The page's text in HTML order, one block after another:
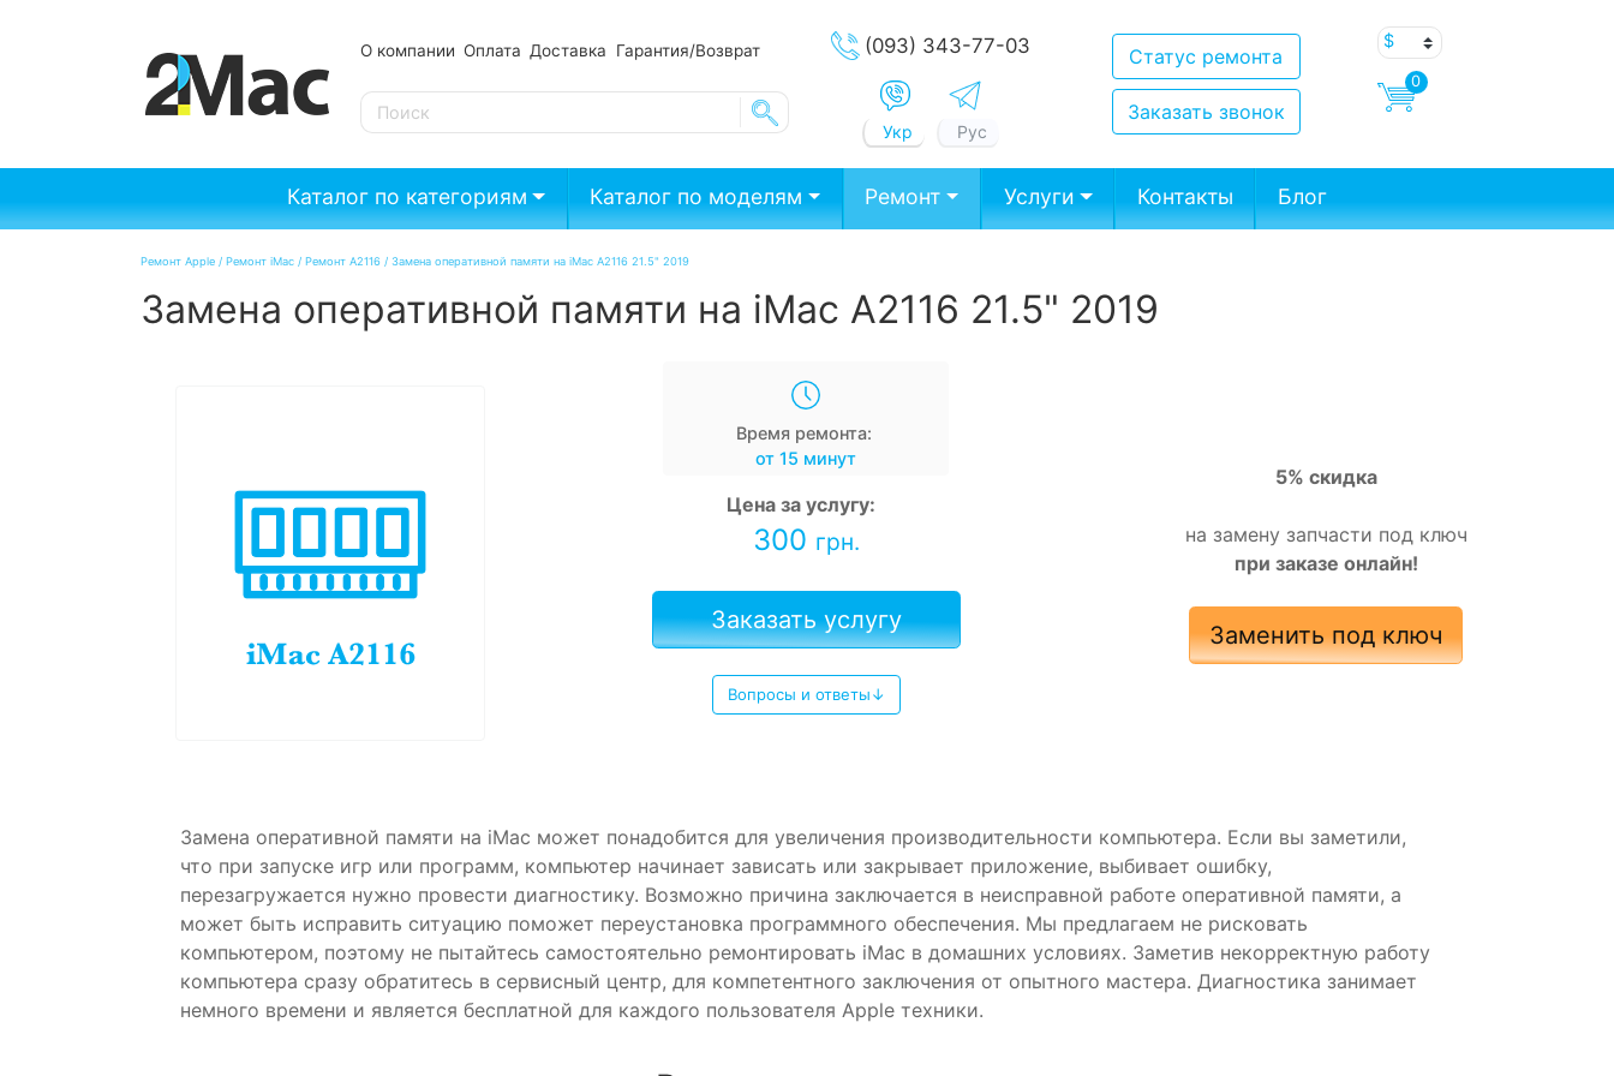
О компании Оплата Доставка Гарантия/Возврат
SE
(093) 343-77-03
Укр Рус
Статус ремонта
Заказать звонок
0
Каталог по категориям Каталог по моделям Ремонт Услуги Контакты Блог
Ремонт Apple / Ремонт iMac / Ремонт A2116 / Замена оперативной памяти на iMac A2116 21.5" 2019
Замена оперативной памяти на iMac A2116 21.5" 2019
Время ремонта:
от 15 минут
Цена за услугу:
300 грн.
Заказать услугу
Вопросы и ответы↓
5% скидка
на замену запчасти под ключ
при заказе онлайн!
Заменить под ключ
Замена оперативной памяти на iMac может понадобится для увеличения производительности компьютера. Если вы заметили,
что при запуске игр или программ, компьютер начинает зависать или закрывает приложение, выбивает ошибку,
перезагружается нужно провести диагностику. Возможно причина заключается в неисправной работе оперативной памяти, а
может быть исправить ситуацию поможет переустановка программного обеспечения. Мы предлагаем не рисковать
компьютером, поэтому не пытайтесь самостоятельно ремонтировать iMac в домашних условиях. Заметив некорректную работу
компьютера сразу обратитесь в сервисный центр, для компетентного заключения от опытного мастера. Диагностика занимает
немного времени и является бесплатной для каждого пользователя Apple техники.